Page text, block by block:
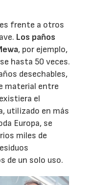
frente a otros
Los paños
, por ejemplo,
hasta 50 veces.
desechables,
material entre
el
utilizado en más
Europa, se
miles de
de un solo uso.